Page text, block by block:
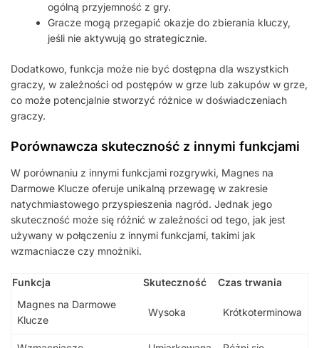
ogólną przyjemność z gry.
Gracze mogą przegapić okazje do zbierania kluczy,
jeśli nie aktywują go strategicznie.
Dodatkowo, funkcja może nie być dostępna dla wszystkich
graczy, w zależności od postępów w grze lub zakupów w grze,
co może potencjalnie stworzyć różnice w doświadczeniach
graczy.
Porównawcza skuteczność z innymi funkcjami
W porównaniu z innymi funkcjami rozgrywki, Magnes na
Darmowe Klucze oferuje unikalną przewagę w zakresie
natychmiastowego przyspieszenia nagród. Jednak jego
skuteczność może się różnić w zależności od tego, jak jest
używany w połączeniu z innymi funkcjami, takimi jak
wzmacniacze czy mnożniki.
Funkcja Skuteczność
Czas trwania
Magnes na Darmowe
Klucze
Wysoka Krótkoterminowa